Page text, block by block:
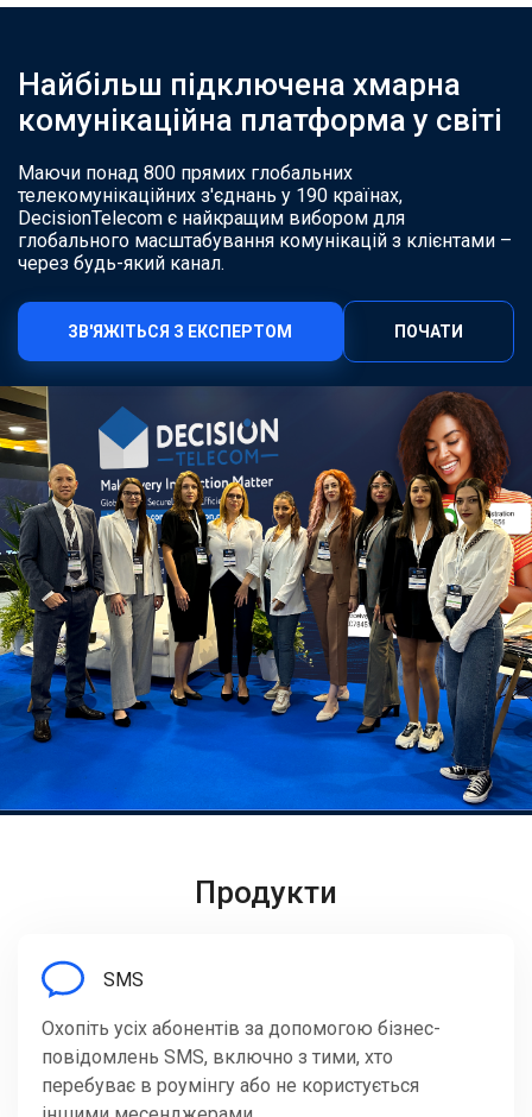
Найбільш підключена хмарна
комунікаційна платформа у світі
Маючи понад 800 прямих глобальних
телекомунікаційних з'єднань у 190 країнах,
DecisionTelecom є найкращим вибором для
глобального масштабування комунікацій з клієнтами –
через будь-який канал.
ЗВ'ЯЖІТЬСЯ З ЕКСПЕРТОМ ПОЧАТИ
Продукти
SMS
Охопіть усіх абонентів за допомогою бізнес-
повідомлень SMS, включно з тими, хто
перебуває в роумінгу або не користується